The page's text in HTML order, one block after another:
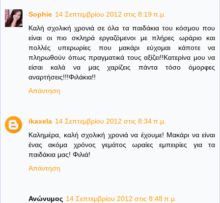
Sophie 14 Σεπτεμβρίου 2012 στις 8:19 π.μ.
Καλή σχολική χρονιά σε όλα τα παιδάκια του κόσμου που
είναι οι πιο σκληρά εργαζόμενοι με πλήρες ωράριο και
πολλές υπερωρίες που μακάρι εύχομαι κάποτε να
πληρωθούν όπως πραγματικά τους αξίζει!!Κατερίνα μου να
είσαι καλά να μας χαρίζεις πάντα τόσο όμορφες
αναρτήσεις!!!Φιλάκια!!
Απάντηση
ikaxela 14 Σεπτεμβρίου 2012 στις 8:34 π.μ.
Καλημέρα, καλή σχολική χρονιά να έχουμε! Μακάρι να είναι
ένας ακόμα χρόνος γεμάτος ωραίες εμπειρίες για τα
παιδάκια μας! Φιλιά!
Απάντηση
Ανώνυμος 14 Σεπτεμβρίου 2012 στις 8:48 π.μ.